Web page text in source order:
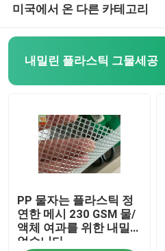
미국에서 온 다른 카테고리
내밀린 플라스틱 그물세공
PP 물자는 플라스틱 정
연한 메시 230 GSM 물/
액체 여과를 위한 내밀
었습니다